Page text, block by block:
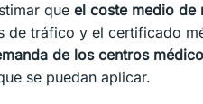
que el coste medio de
de tráfico y el certificado
de los centros
se puedan aplicar.